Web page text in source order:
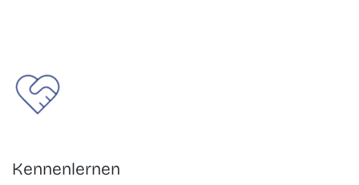
Kennenlernen